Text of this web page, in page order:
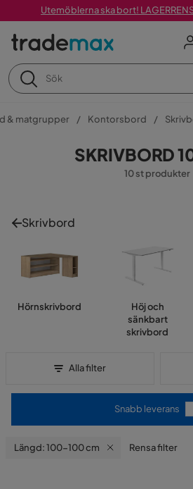
Utemöblerna ska bort!
& matgrupper Kontorsbord
SKRIVBORD
10 st produkter
Skrivbord
Hörnskrivbord
Höj och
sänkbart
skrivbord
Alla filter
Snabb leverans
Längd: 100-100 cm Rensa filter